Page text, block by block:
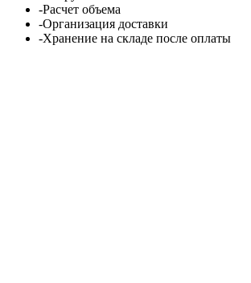
-Расчет объема
-Организация доставки
-Хранение на складе после оплаты